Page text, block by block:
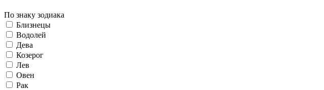
По знаку зодиака
Близнецы
Водолей
Дева
Козерог
Лев
Овен
Рак